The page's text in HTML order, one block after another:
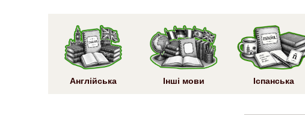
Англійська Інші мови Іспанська